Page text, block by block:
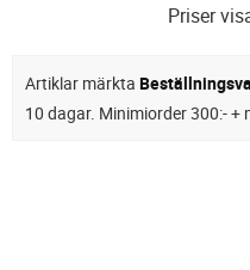
Priser
Artiklar märkta
10 dagar. Minimiorder 300:- +